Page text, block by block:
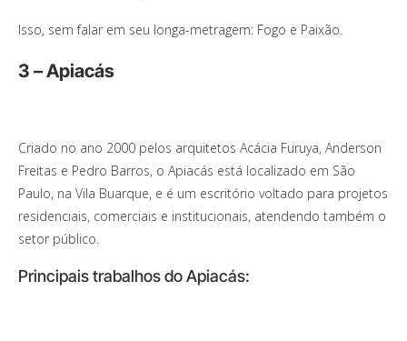
Isso, sem falar em seu longa-metragem: Fogo e Paixão.
3 – Apiacás
Criado no ano 2000 pelos arquitetos Acácia Furuya, Anderson
Freitas e Pedro Barros, o Apiacás está localizado em São
Paulo, na Vila Buarque, e é um escritório voltado para projetos
residenciais, comerciais e institucionais, atendendo também o
setor público.
Principais trabalhos do Apiacás: